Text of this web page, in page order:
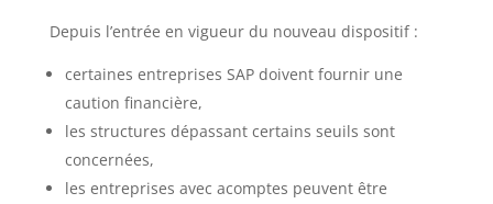
Depuis l’entrée en vigueur du nouveau dispositif :
certaines entreprises SAP doivent fournir une
caution financière,
les structures dépassant certains seuils sont
concernées,
les entreprises avec acomptes peuvent être